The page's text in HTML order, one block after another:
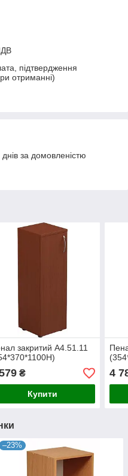
підтвердження
отриманні)
за домовленістю
закритий А4.51.11
₴
Купити
4
–23%